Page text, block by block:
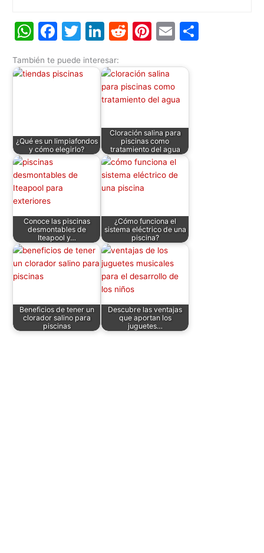
W
at
p
F
c
o
k
T
itt
Li
k
e
dI
n
R
d
di
t
Pi
er
e
st
E
ai
También te puede interesar:
¿Qué es un limpiafondos
y cómo elegirlo?
Cloración salina para
piscinas como
tratamiento del agua
Conoce las piscinas
desmontables de
Iteapool y…
¿Cómo funciona el
sistema eléctrico de una
piscina?
Beneficios de tener un
clorador salino para
piscinas
Descubre las ventajas
que aportan los
juguetes…